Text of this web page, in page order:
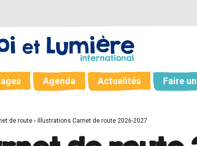
Agenda Actualités Faire
de route › Illustrations Carnet de route 2026-2027